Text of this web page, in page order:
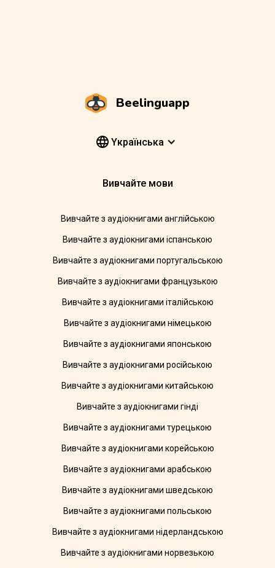
Beelinguapp
Yкраїнська
Вивчайте мови
Вивчайте з аудіокнигами англійською
Вивчайте з аудіокнигами іспанською
Вивчайте з аудіокнигами португальською
Вивчайте з аудіокнигами французькою
Вивчайте з аудіокнигами італійською
Вивчайте з аудіокнигами німецькою
Вивчайте з аудіокнигами японською
Вивчайте з аудіокнигами російською
Вивчайте з аудіокнигами китайською
Вивчайте з аудіокнигами гінді
Вивчайте з аудіокнигами турецькою
Вивчайте з аудіокнигами корейською
Вивчайте з аудіокнигами арабською
Вивчайте з аудіокнигами шведською
Вивчайте з аудіокнигами польською
Вивчайте з аудіокнигами нідерландською
Вивчайте з аудіокнигами норвезькою